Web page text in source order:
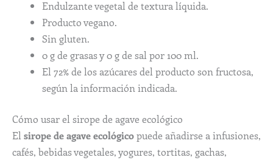
Endulzante vegetal de textura líquida.
Producto vegano.
Sin gluten.
0 g de grasas y 0 g de sal por 100 ml.
El 72% de los azúcares del producto son fructosa,
según la información indicada.
Cómo usar el sirope de agave ecológico
El sirope de agave ecológicopuede añadirse a infusiones,
cafés, bebidas vegetales, yogures, tortitas, gachas,